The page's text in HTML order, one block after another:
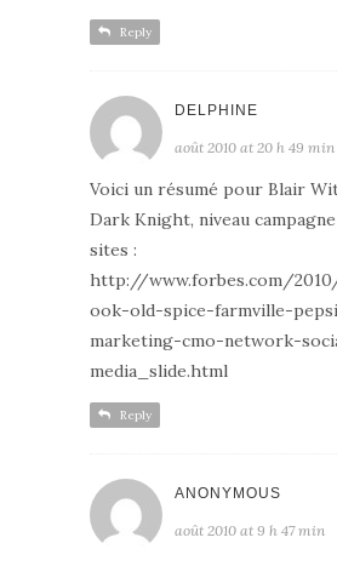
Reply
DELPHINE
août 2010 at 20 h 49 min
Voici un résumé pour Blair
Dark Knight, niveau
sites :
http://www.forbes.com/
ook-old-spice-farmville-
marketing-cmo-network-
media_slide.html
Reply
ANONYMOUS
août 2010 at 9 h 47 min